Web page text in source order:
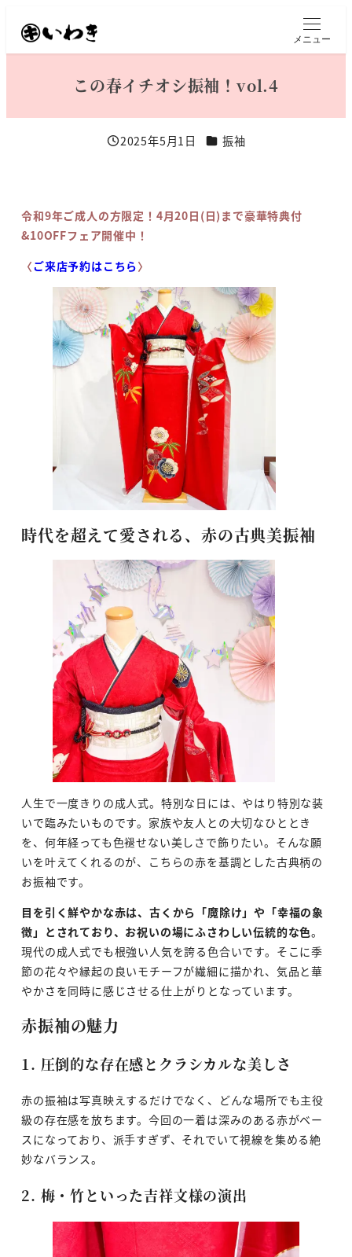
ン
メニュー
この春イチオシ振袖！vol.4
投稿日
2025年5月1日 カテゴリー
振袖
令和9年ご成人の方限定！4月20日(日)まで豪華特典付
&10OFFフェア開催中！
〈ご来店予約はこちら〉
時代を超えて愛される、赤の古典美振袖
人生で一度きりの成人式。特別な日には、やはり特別な装
いで臨みたいものです。家族や友人との大切なひととき
を、何年経っても色褪せない美しさで飾りたい。そんな願
いを叶えてくれるのが、こちらの赤を基調とした古典柄の
お振袖です。
目を引く鮮やかな赤は、古くから「魔除け」や「幸福の象
徴」とされており、お祝いの場にふさわしい伝統的な色。
現代の成人式でも根強い人気を誇る色合いです。そこに季
節の花々や縁起の良いモチーフが繊細に描かれ、気品と華
やかさを同時に感じさせる仕上がりとなっています。
赤振袖の魅力
1. 圧倒的な存在感とクラシカルな美しさ
赤の振袖は写真映えするだけでなく、どんな場所でも主役
級の存在感を放ちます。今回の一着は深みのある赤がベー
スになっており、派手すぎず、それでいて視線を集める絶
妙なバランス。
2. 梅・竹といった吉祥文様の演出